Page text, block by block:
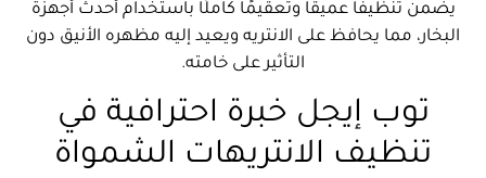
يضمن تنظيفًا عميقًا وتعقيمًا كاملًا باستخدام أحدث أجهزة
البخار، مما يحافظ على الانتريه ويعيد إليه مظهره الأنيق دون
التأثير على خامته.
توب إيجل خبرة احترافية في
تنظيف الانتريهات الشمواة